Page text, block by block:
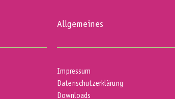
Allgemeines
Impressum
Datenschutzerklärung
Downloads